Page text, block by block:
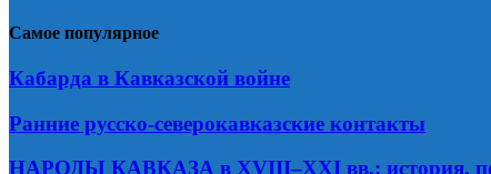
Самое популярное
Кабарда в Кавказской войне
Ранние русско-северокавказские контакты
НАРОДЫ КАВКАЗА в XVIII–XXI вв.: история,